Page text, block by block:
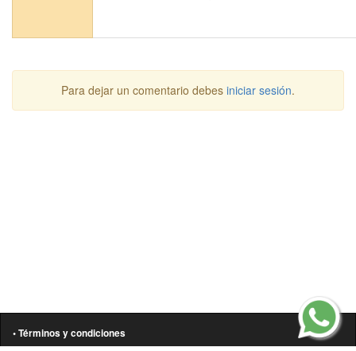
Para dejar un comentario debes iniciar sesión.
• Términos y condiciones